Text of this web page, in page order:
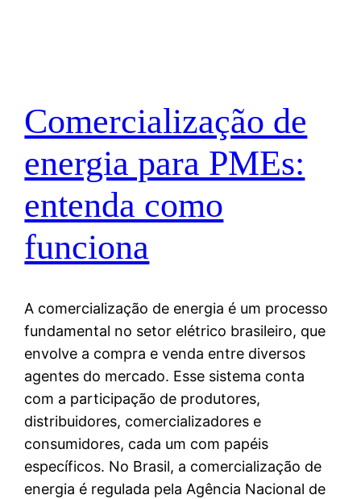
Comercialização de
energia para PMEs:
entenda como
funciona
A comercialização de energia é um processo
fundamental no setor elétrico brasileiro, que
envolve a compra e venda entre diversos
agentes do mercado. Esse sistema conta
com a participação de produtores,
distribuidores, comercializadores e
consumidores, cada um com papéis
específicos. No Brasil, a comercialização de
energia é regulada pela Agência Nacional de